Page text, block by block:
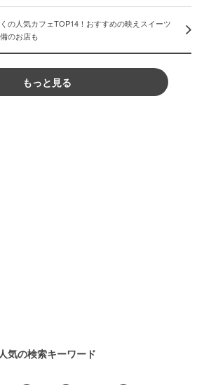
の人気カフェTOP14！おすすめの映えスイーツ
のお店も
もっと見る
人気の検索キーワード